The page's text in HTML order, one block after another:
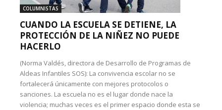
COLUMNISTAS
CUANDO LA ESCUELA SE DETIENE, LA
PROTECCIÓN DE LA NIÑEZ NO PUEDE
HACERLO
(Norma Valdés, directora de Desarrollo de Programas de
Aldeas Infantiles SOS): La convivencia escolar no se
fortalecerá únicamente con mejores protocolos o
sanciones. La escuela no es el lugar donde nace la
violencia; muchas veces es el primer espacio donde esta se